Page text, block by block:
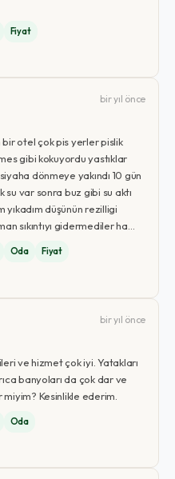
Fiyat
bir yıl önce
bir otel çok pis yerler pislik
gibi kokuyordu yastıklar
dönmeye yakındı 10 gün
su var sonra buz gibi su aktı
yıkadım düşünün rezilligi
sıkıntıyı gidermediler ha…
Oda Fiyat
bir yıl önce
ve hizmet çok iyi. Yatakları
banyoları da çok dar ve
miyim? Kesinlikle ederim.
Oda